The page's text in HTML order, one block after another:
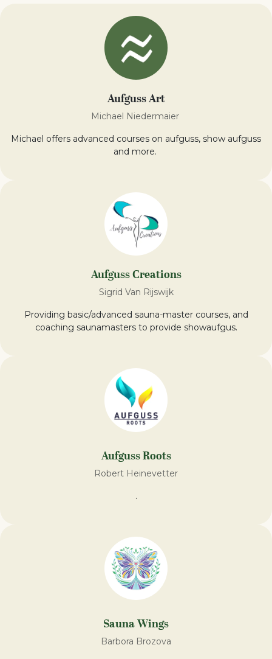
Aufguss Art
Michael Niedermaier
Michael offers advanced courses on aufguss, show aufguss
and more.
Aufguss Creations
Sigrid Van Rijswijk
Providing basic/advanced sauna-master courses, and
coaching saunamasters to provide showaufgus.
Aufguss Roots
Robert Heinevetter
.
Sauna Wings
Barbora Brozova